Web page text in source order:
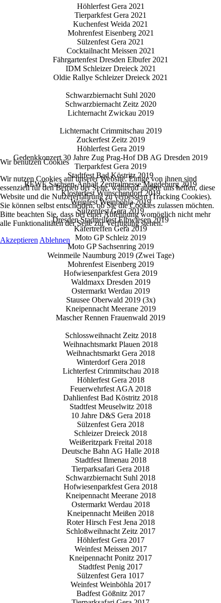
Höhlerfest Gera 2021
Tierparkfest Gera 2021
Kuchenfest Weida 2021
Mohrenfest Eisenberg 2021
Sülzenfest Gera 2021
Cocktailnacht Meissen 2021
Fährgartenfest Dresden Elbufer 2021
IDM Schleizer Dreieck 2021
Oldie Rallye Schleizer Dreieck 2021
Schwarzbiernacht Suhl 2020
Schwarzbiernacht Zeitz 2020
Lichternacht Zwickau 2019
Lichternacht Crimmitschau 2019
Zuckerfest Zeitz 2019
Höhlerfest Gera 2019
Gedenkkonzert 30 Jahre Zug Prag-Hof DB AG Dresden 2019
Tierparkfest Gera 2019
Stadtfest Bad Köstritz 2019
REWE Sachsen-Anhalt Zentralmesse Magdeburg 2019
Klosterfest Wünschendorf 2019
Weinfest Weinböhla 2019
Sülzenfest Gera 2019
Dresden Stadtteilfest Elbwiesen 2019
Käfertreffen Gera 2019
Moto GP Schleiz 2019
Moto GP Sachsenring 2019
Weinmeile Naumburg 2019 (Zwei Tage)
Mohrenfest Eisenberg 2019
Hofwiesenparkfest Gera 2019
Waldmaxx Dresden 2019
Ostermarkt Werdau 2019
Stausee Oberwald 2019 (3x)
Kneipennacht Meerane 2019
Mascher Rennen Frauenwald 2019
Schlossweihnacht Zeitz 2018
Weihnachtsmarkt Plauen 2018
Weihnachtsmarkt Gera 2018
Winterdorf Gera 2018
Lichterfest Crimmitschau 2018
Höhlerfest Gera 2018
Feuerwehrfest AGA 2018
Dahlienfest Bad Köstritz 2018
Stadtfest Meuselwitz 2018
10 Jahre D&S Gera 2018
Sülzenfest Gera 2018
Schleizer Dreieck 2018
Weißeritzpark Freital 2018
Deutsche Bahn AG Halle 2018
Stadtfest Ilmenau 2018
Tierparksafari Gera 2018
Schwarzbiernacht Suhl 2018
Hofwiesenparkfest Gera 2018
Kneipennacht Meerane 2018
Ostermarkt Werdau 2018
Kneipennacht Meißen 2018
Roter Hirsch Fest Jena 2018
Schloßweihnacht Zeitz 2017
Höhlerfest Gera 2017
Weinfest Meissen 2017
Kneipennacht Ponitz 2017
Stadtfest Penig 2017
Sülzenfest Gera 1017
Weinfest Weinböhla 2017
Badfest Gößnitz 2017
Wir benutzen Cookies
Wir nutzen Cookies auf unserer Website. Einige von ihnen sind
essenziell für den Betrieb der Seite, während andere uns helfen, diese
Website und die Nutzererfahrung zu verbessern (Tracking Cookies).
Sie können selbst entscheiden, ob Sie die Cookies zulassen möchten.
Bitte beachten Sie, dass bei einer Ablehnung womöglich nicht mehr
alle Funktionalitäten der Seite zur Verfügung stehen.
Akzeptieren Ablehnen